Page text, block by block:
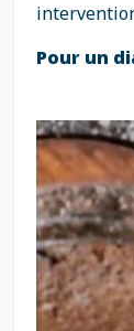
Pour un